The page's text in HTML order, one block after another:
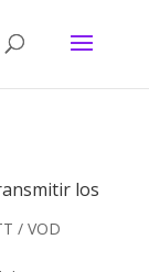
los
/ VOD